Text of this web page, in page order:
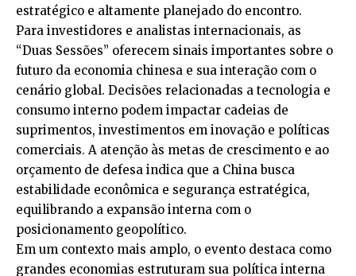
estratégico e altamente planejado do encontro.
Para investidores e analistas internacionais, as
“Duas Sessões” oferecem sinais importantes sobre o
futuro da economia chinesa e sua interação com o
cenário global. Decisões relacionadas a tecnologia e
consumo interno podem impactar cadeias de
suprimentos, investimentos em inovação e políticas
comerciais. A atenção às metas de crescimento e ao
orçamento de defesa indica que a China busca
estabilidade econômica e segurança estratégica,
equilibrando a expansão interna com o
posicionamento geopolítico.
Em um contexto mais amplo, o evento destaca como
grandes economias estruturam sua política interna